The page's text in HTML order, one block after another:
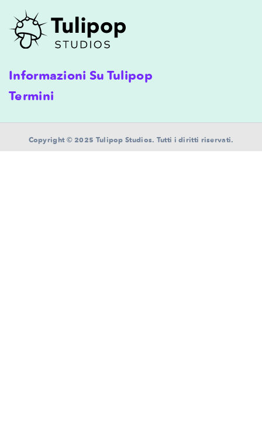
Informazioni Su Tulipop
Termini
Copyright © 2025 Tulipop Studios. Tutti i diritti riservati.